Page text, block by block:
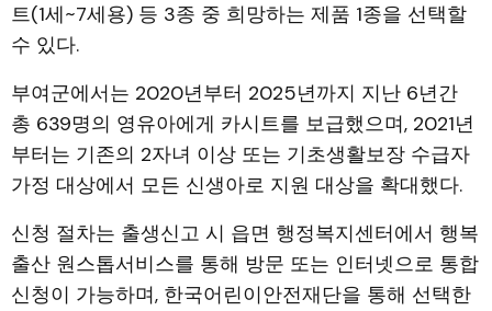
트(1세~7세용) 등 3종 중 희망하는 제품 1종을 선택할
수 있다.
부여군에서는 2020년부터 2025년까지 지난 6년간
총 639명의 영유아에게 카시트를 보급했으며, 2021년
부터는 기존의 2자녀 이상 또는 기초생활보장 수급자
가정 대상에서 모든 신생아로 지원 대상을 확대했다.
신청 절차는 출생신고 시 읍면 행정복지센터에서 행복
출산 원스톱서비스를 통해 방문 또는 인터넷으로 통합
신청이 가능하며, 한국어린이안전재단을 통해 선택한